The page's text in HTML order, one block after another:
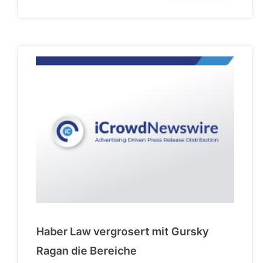
Haber Law vergrosert mit Gursky
Ragan die Bereiche